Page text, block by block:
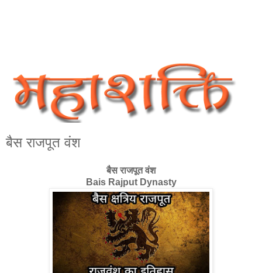
बैस राजपूत वंश
बैस राजपूत वंश
Bais Rajput Dynasty